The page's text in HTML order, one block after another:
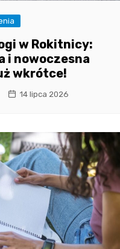
w Rokitnicy:
i nowoczesna
wkrótce!
14 lipca 2026